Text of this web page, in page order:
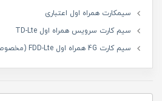
سیمکارت همراه اول اعتباری
سیم کارت سرویس همراه اول TD-Lte
سیم کارت 4G همراه اول FDD-Lte (مخصوص مودم )